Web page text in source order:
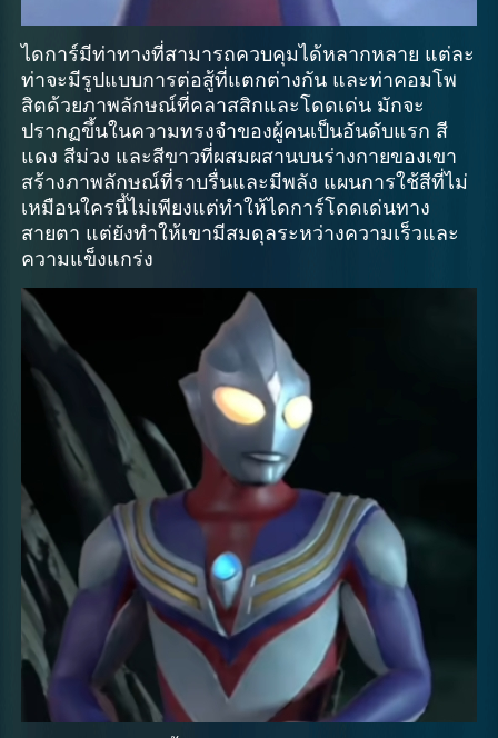
ไดการ์มีท่าทางที่สามารถควบคุมได้หลากหลาย แต่ละ
ท่าจะมีรูปแบบการต่อสู้ที่แตกต่างกัน และท่าคอมโพ
สิตด้วยภาพลักษณ์ที่คลาสสิกและโดดเด่น มักจะ
ปรากฏขึ้นในความทรงจำของผู้คนเป็นอันดับแรก สี
แดง สีม่วง และสีขาวที่ผสมผสานบนร่างกายของเขา
สร้างภาพลักษณ์ที่ราบรื่นและมีพลัง แผนการใช้สีที่ไม่
เหมือนใครนี้ไม่เพียงแต่ทำให้ไดการ์โดดเด่นทาง
สายตา แต่ยังทำให้เขามีสมดุลระหว่างความเร็วและ
ความแข็งแกร่ง